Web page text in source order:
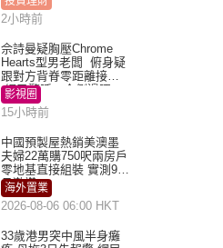
2小時前
佘詩曼疑胸壓Chrome
Hearts型男老闆 俯身疑
跟對方背脊零距離接觸
網民驚呼：企側邊唔
得？
影視圈
15小時前
中國預製屋熱銷美澳墨
夫婦22萬購750呎兩房戶
零地基直接組裝 實測9個
月激讚
海外置業
2026-08-06 06:00 HKT
33歲港男突中風半身癱